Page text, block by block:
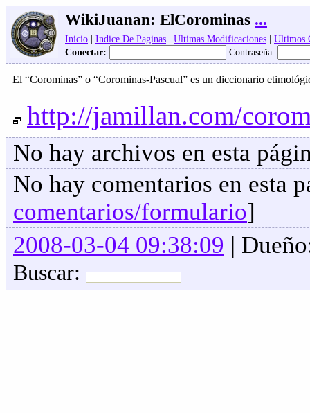
WikiJuanan: ElCorominas ...
Inicio | Indice De Paginas | Ultimas Modificaciones | Ultimos
Conectar:
Contraseña:
El “Corominas” o “Corominas-Pascual” es un diccionario
http://jamillan.com/
No hay archivos en esta
No hay comentarios en esta
comentarios/formulario]
2008-03-04 09:38:09 |
Buscar: